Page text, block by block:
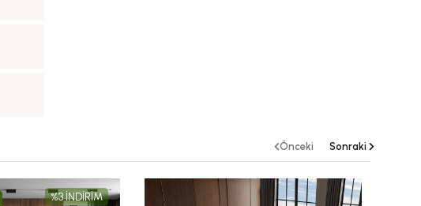
%3 İNDİRİM
Önceki Sonraki